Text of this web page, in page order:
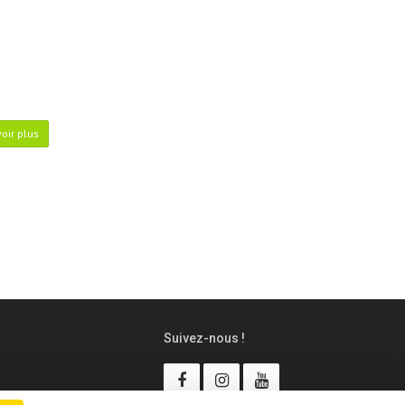
plus
Suivez-nous !